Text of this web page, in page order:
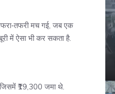
मच गई, जब एक
में ऐसा भी कर सकता है.
जिसमें ₹19,300 जमा थे.